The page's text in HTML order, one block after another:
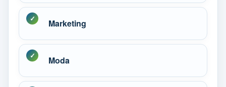
Marketing
Moda